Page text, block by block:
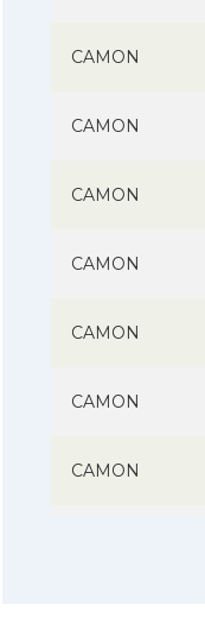
CAMON
CAMON
CAMON
CAMON
CAMON
CAMON
CAMON